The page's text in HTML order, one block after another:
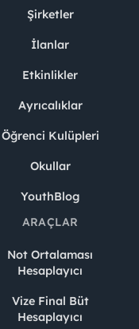
Şirketler
İlanlar
Etkinlikler
Ayrıcalıklar
Öğrenci Kulüpleri
Okullar
YouthBlog
ARAÇLAR
Not Ortalaması
Hesaplayıcı
Vize Final Büt
Hesaplayıcı